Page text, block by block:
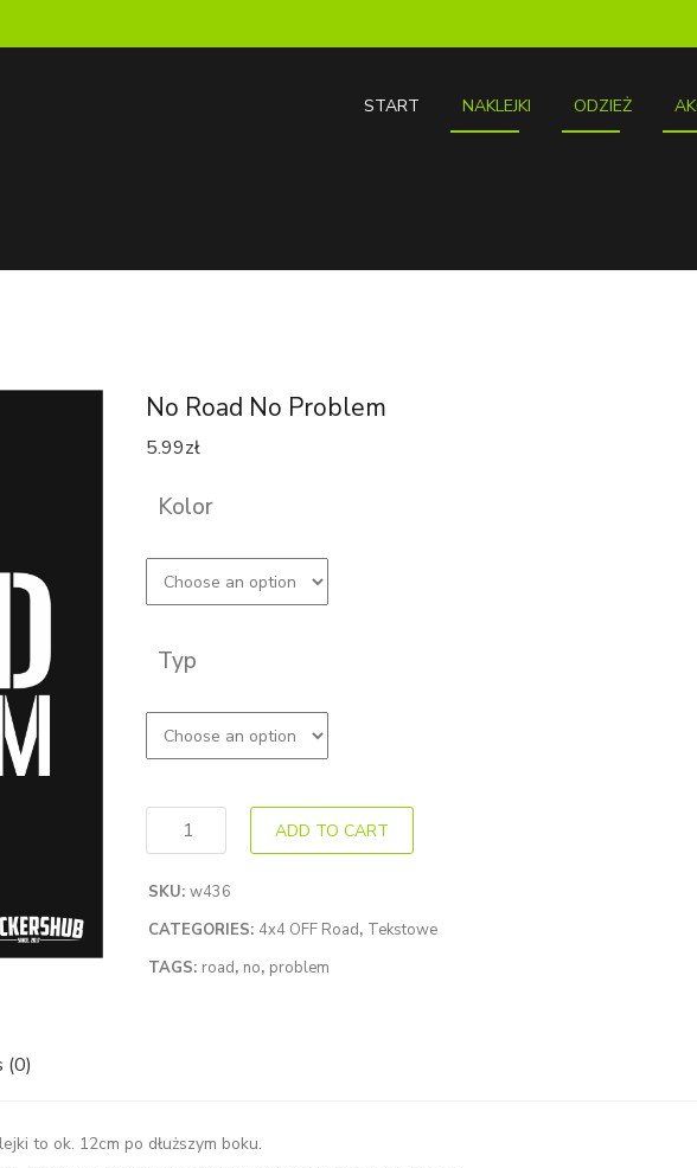
START NAKLEJKI ODZIEŻ
No Road No Problem
5.99zł
Kolor
Typ
ADD TO CART
SKU: w436
CATEGORIES: 4x4 OFF Road, Tekstowe
TAGS: road, no, problem
(0)
to ok. 12cm po dłuższym boku.